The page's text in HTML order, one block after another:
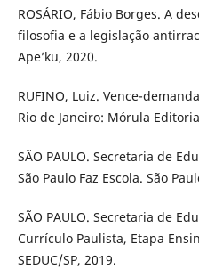
ROSÁRIO, Fábio Borges. A
filosofia e a legislação
Ape’ku, 2020.
RUFINO, Luiz. Vence-
Rio de Janeiro: Mórula
SÃO PAULO. Secretaria de
São Paulo Faz Escola. São
SÃO PAULO. Secretaria de
Currículo Paulista, Etapa
SEDUC/SP, 2019.